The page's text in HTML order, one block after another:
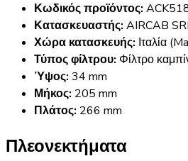
Κωδικός προϊόντος:
Κατασκευαστής: AIRCAB
Χώρα κατασκευής: Ιταλία
Τύπος φίλτρου: Φίλτρο
Ύψος: 34 mm
Μήκος: 205 mm
Πλάτος: 266 mm
Πλεονεκτήματα